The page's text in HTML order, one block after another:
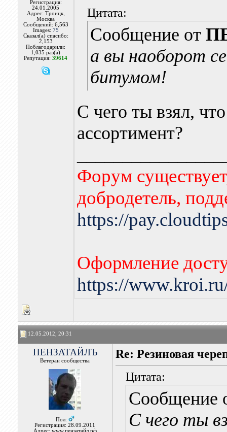
Регистрация:
24.01.2005
Адрес: Троицк,
Москва
Сообщений: 6,563
Images: 75
Сказал(а) спасибо:
2,153
Поблагодарили:
1,035 раз(а)
Репутация:39614
Цитата:
Сообщение от
а вы наоборот
битумом!
С чего ты взял,
ассортимент?
Форум
добродетель,
https://
Оформление
https://
12.05.2012, 20:31
ПЕНЗАТАЙЛЪ
Ветеран сообщества
Пол:
Регистрация: 28.09.2011
Адрес: www.пензатайл.рф
Re: Резиновая
Цитата:
Сообщение
С чего ты